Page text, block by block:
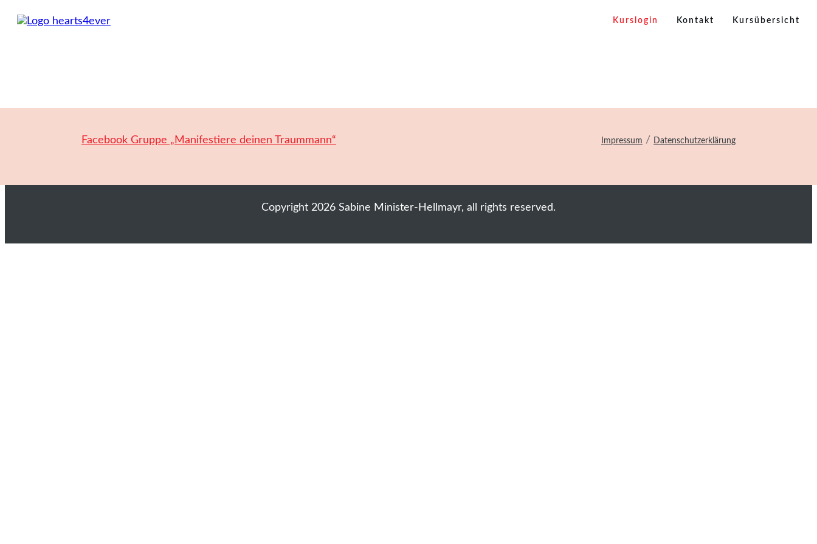
Kurslogin Kontakt Kursübersicht
Facebook Gruppe „Manifestiere deinen Traummann“ Impressum / Datenschutzerklärung
Copyright 2026 Sabine Minister-Hellmayr, all rights reserved.